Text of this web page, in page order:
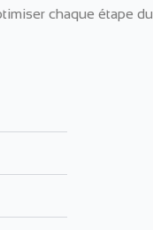
chaque étape du